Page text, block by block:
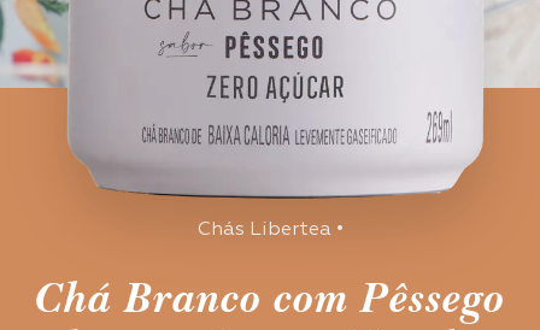
Chás Libertea •
Chá Branco com Pêssego